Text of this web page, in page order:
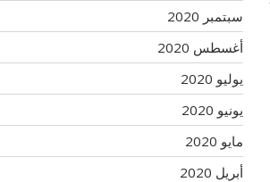
سبتمبر 2020
أغسطس 2020
يوليو 2020
يونيو 2020
مايو 2020
أبريل 2020